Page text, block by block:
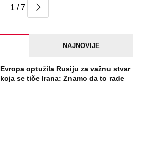
1 / 7
NAJNOVIJE
Evropa optužila Rusiju za važnu stvar
koja se tiče Irana: Znamo da to rade